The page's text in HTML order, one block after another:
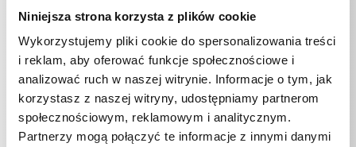
Niniejsza strona korzysta z plików cookie
Wykorzystujemy pliki cookie do spersonalizowania treści
i reklam, aby oferować funkcje społecznościowe i
analizować ruch w naszej witrynie. Informacje o tym, jak
korzystasz z naszej witryny, udostępniamy partnerom
społecznościowym, reklamowym i analitycznym.
Partnerzy mogą połączyć te informacje z innymi danymi
czyszczącego na 3 części wody). W zależności od
stopnia zabrudzenia, twardości wody, temperatury
wody i rodzaju powierzchni można rozcieńczyć w
większym stopniu.
• Czas działania: 3-5 minut.
• Uwaga: Nie pozostawiać do wyschnięcia.
• Wcześniej sprawdzić na niewidocznym miejscu
zgodność z materiałem.
• Zalecamy stosowanie lancy pianowej.